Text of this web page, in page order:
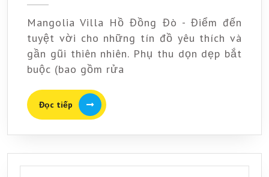
Đò
view
thiên
Mangolia Villa Hồ Đồng Đò - Điểm đến
tuyệt vời cho những tín đồ yêu thích và
gần gũi thiên nhiên. Phụ thu dọn dẹp bắt
buộc (bao gồm rửa
Đọc tiếp
Đọc
tiếp